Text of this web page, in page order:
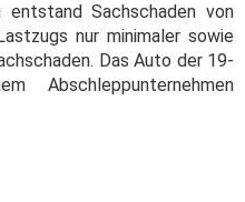
entstand Sachschaden von
nur minimaler sowie
Das Auto der 19-
Abschleppunternehmen